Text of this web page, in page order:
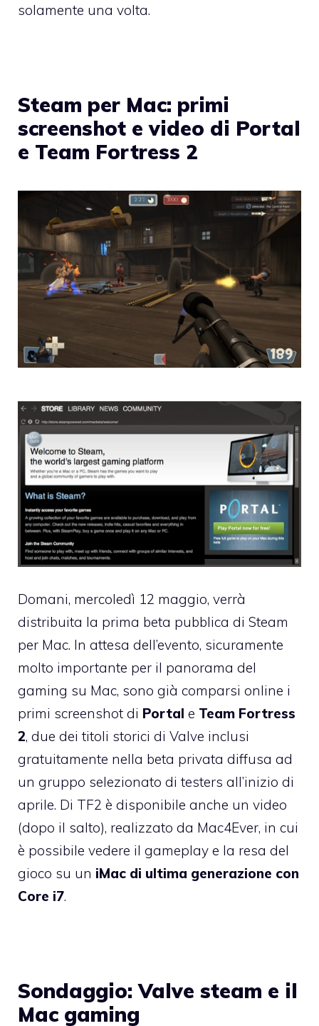
solamente una volta.
Steam per Mac: primi
screenshot e video di Portal
e Team Fortress 2
Domani, mercoledì 12 maggio, verrà
distribuita la prima beta pubblica di Steam
per Mac. In attesa dell’evento, sicuramente
molto importante per il panorama del
gaming su Mac, sono già comparsi online i
primi screenshot di Portal e Team Fortress
2, due dei titoli storici di Valve inclusi
gratuitamente nella beta privata diffusa ad
un gruppo selezionato di testers all’inizio di
aprile. Di TF2 è disponibile anche un video
(dopo il salto), realizzato da Mac4Ever, in cui
è possibile vedere il gameplay e la resa del
gioco su un iMac di ultima generazione con
Core i7.
Sondaggio: Valve steam e il
Mac gaming